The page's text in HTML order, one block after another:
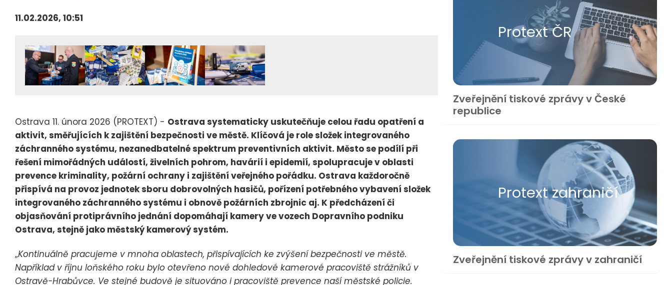
11.02.2026, 10:51
Ostrava 11. února 2026 (PROTEXT) - Ostrava systematicky uskutečňuje celou řadu opatření a
aktivit, směřujících k zajištění bezpečnosti ve městě. Klíčová je role složek integrovaného
záchranného systému, nezanedbatelné spektrum preventivních aktivit. Město se podílí při
řešení mimořádných událostí, živelních pohrom, havárií i epidemií, spolupracuje v oblasti
prevence kriminality, požární ochrany i zajištění veřejného pořádku. Ostrava každoročně
přispívá na provoz jednotek sboru dobrovolných hasičů, pořízení potřebného vybavení složek
integrovaného záchranného systému i obnově požárních zbrojnic aj. K předcházení či
objasňování protiprávního jednání dopomáhají kamery ve vozech Dopravního podniku
Ostrava, stejně jako městský kamerový systém.
„Kontinuálně pracujeme v mnoha oblastech, přispívajících ke zvýšení bezpečnosti ve městě.
Například v říjnu loňského roku bylo otevřeno nové dohledové kamerové pracoviště strážníků v
Ostravě-Hrabůvce. Ve stejné budově je situováno i pracoviště prevence naší městské policie.
Protext ČR
Zveřejnění tiskové zprávy v České
republice
Protext zahraničí
Zveřejnění tiskové zprávy v zahraničí